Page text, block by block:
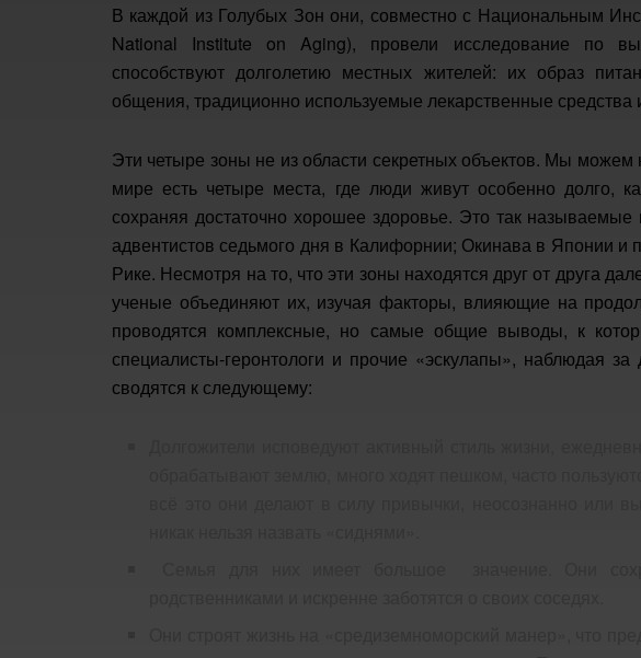
В каждой из Голубых Зон они, совместно с Национальным
National Institute on Aging), провели исследование по
способствуют долголетию местных жителей: их образ
общения, традиционно используемые лекарственные средства
Эти четыре зоны не из области секретных объектов. Мы
мире есть четыре места, где люди живут особенно долго,
сохраняя достаточно хорошее здоровье. Это так
адвентистов седьмого дня в Калифорнии; Окинава в Японии и
Рике. Несмотря на то, что эти зоны находятся друг от друга
ученые объединяют их, изучая факторы, влияющие на
проводятся комплексные, но самые общие выводы, к
специалисты-геронтологи и прочие «эскулапы», наблюдая
сводятся к следующему: